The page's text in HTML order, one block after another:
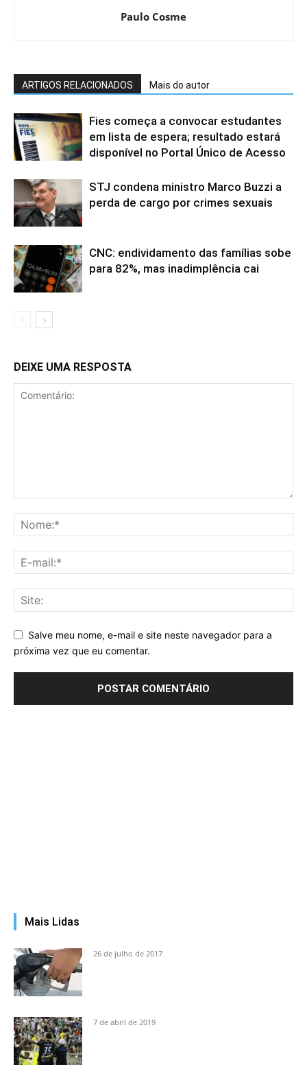
Paulo Cosme
ARTIGOS RELACIONADOS Mais do autor
Fies começa a convocar estudantes
em lista de espera; resultado estará
disponível no Portal Único de Acesso
STJ condena ministro Marco Buzzi a
perda de cargo por crimes sexuais
CNC: endividamento das famílias sobe
para 82%, mas inadimplência cai
DEIXE UMA RESPOSTA
Salve meu nome, e-mail e site neste navegador para a
próxima vez que eu comentar.
Mais Lidas
26 de julho de 2017
7 de abril de 2019